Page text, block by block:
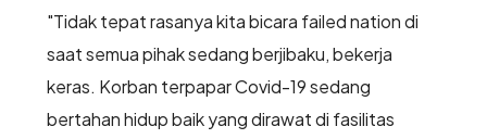
"Tidak tepat rasanya kita bicara failed nation di
saat semua pihak sedang berjibaku, bekerja
keras. Korban terpapar Covid-19 sedang
bertahan hidup baik yang dirawat di fasilitas